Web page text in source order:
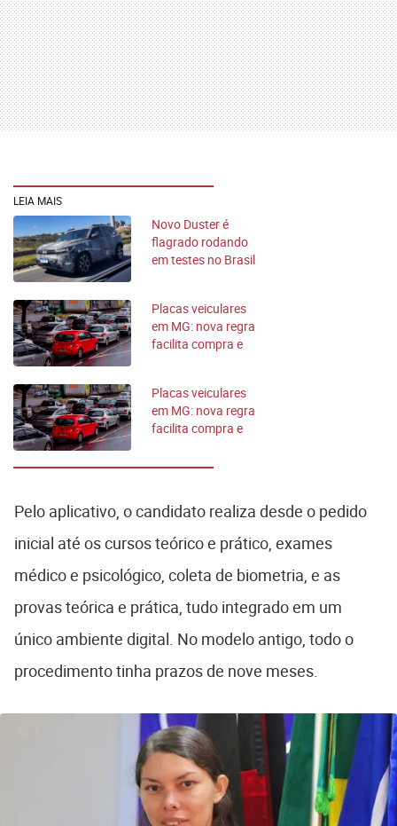
LEIA MAIS
Novo Duster é
flagrado rodando
em testes no Brasil
Placas veiculares
em MG: nova regra
facilita compra e
Placas veiculares
em MG: nova regra
facilita compra e
Pelo aplicativo, o candidato realiza desde o pedido
inicial até os cursos teórico e prático, exames
médico e psicológico, coleta de biometria, e as
provas teórica e prática, tudo integrado em um
único ambiente digital. No modelo antigo, todo o
procedimento tinha prazos de nove meses.